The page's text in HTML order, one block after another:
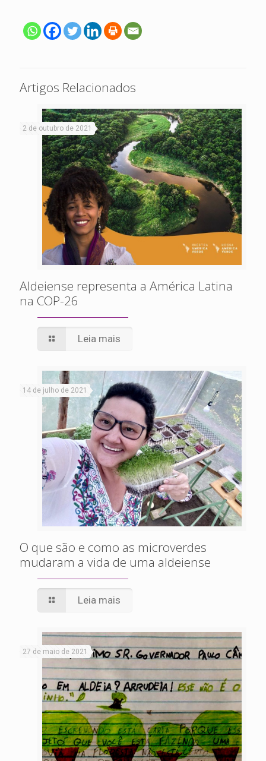
Artigos Relacionados
2 de outubro de 2021
Aldeiense representa a América Latina
na COP-26
Leia mais
14 de julho de 2021
O que são e como as microverdes
mudaram a vida de uma aldeiense
Leia mais
27 de maio de 2021